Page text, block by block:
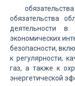
обязательства
деятельности
экономических
безопасности,
к регулярности,
газ, а также к
энергетической